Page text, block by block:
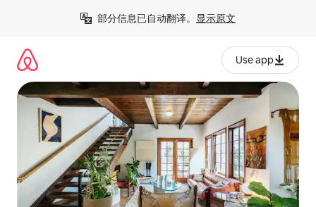
部分信息已自动翻译。 显示原文
Use app